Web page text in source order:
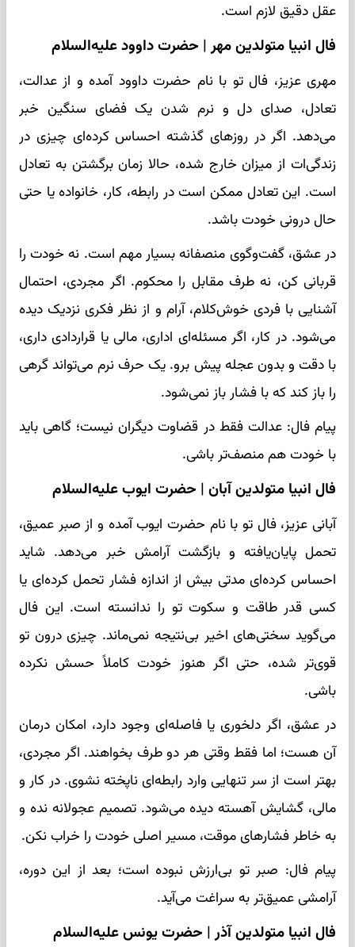
عقل دقیق لازم است.
فال انبیا متولدین مهر | حضرت داوود علیه‌السلام
مهری عزیز، فال تو با نام حضرت داوود آمده و از عدالت،
تعادل، صدای دل و نرم شدن یک فضای سنگین خبر
می‌دهد. اگر در روزهای گذشته احساس کرده‌ای چیزی در
زندگی‌ات از میزان خارج شده، حالا زمان برگشتن به تعادل
است. این تعادل ممکن است در رابطه، کار، خانواده یا حتی
حال درونی خودت باشد.
در عشق، گفت‌وگوی منصفانه بسیار مهم است. نه خودت را
قربانی کن، نه طرف مقابل را محکوم. اگر مجردی، احتمال
آشنایی با فردی خوش‌کلام، آرام و از نظر فکری نزدیک دیده
می‌شود. در کار، اگر مسئله‌ای اداری، مالی یا قراردادی داری،
با دقت و بدون عجله پیش برو. یک حرف نرم می‌تواند گرهی
را باز کند که با فشار باز نمی‌شود.
پیام فال: عدالت فقط در قضاوت دیگران نیست؛ گاهی باید
با خودت هم منصف‌تر باشی.
فال انبیا متولدین آبان | حضرت ایوب علیه‌السلام
آبانی عزیز، فال تو با نام حضرت ایوب آمده و از صبر عمیق،
تحمل پایان‌یافته و بازگشت آرامش خبر می‌دهد. شاید
احساس کرده‌ای مدتی بیش از اندازه فشار تحمل کرده‌ای یا
کسی قدر طاقت و سکوت تو را ندانسته است. این فال
می‌گوید سختی‌های اخیر بی‌نتیجه نمی‌ماند. چیزی درون تو
قوی‌تر شده، حتی اگر هنوز خودت کاملاً حسش نکرده
باشی.
در عشق، اگر دلخوری یا فاصله‌ای وجود دارد، امکان درمان
آن هست؛ اما فقط وقتی هر دو طرف بخواهند. اگر مجردی،
بهتر است از سر تنهایی وارد رابطه‌ای ناپخته نشوی. در کار و
مالی، گشایش آهسته دیده می‌شود. تصمیم عجولانه نده و
به خاطر فشارهای موقت، مسیر اصلی خودت را خراب نکن.
پیام فال: صبر تو بی‌ارزش نبوده است؛ بعد از این دوره،
آرامشی عمیق‌تر به سراغت می‌آید.
فال انبیا متولدین آذر | حضرت یونس علیه‌السلام